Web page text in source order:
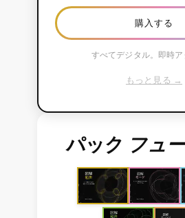
購入する
すべてデジタル。即時ア
もっと見る →
パック フュ